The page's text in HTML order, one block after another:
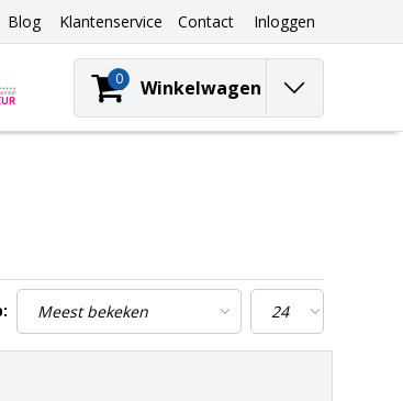
Blog Klantenservice Contact Inloggen
0 Winkelwagen